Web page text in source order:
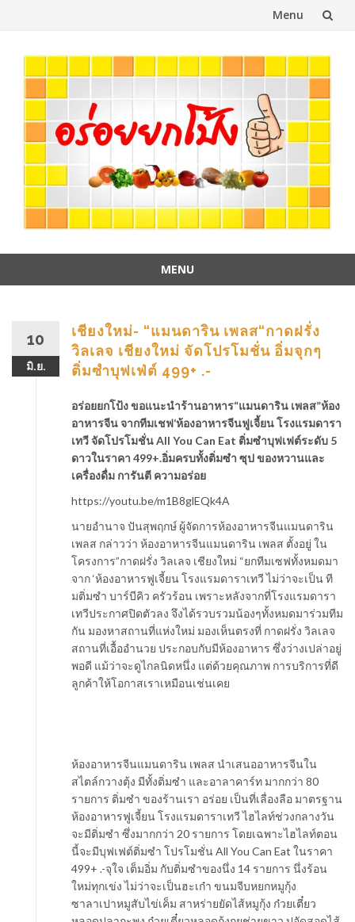
Menu
content
MENU
10
มิ.ย.
เชียงใหม่- “แมนดาริน เพลส“กาดฝรั่ง
วิลเลจ เชียงใหม่ จัดโปรโมชั่น อิ่มจุกๆ
ติ่มซำบุฟเฟ่ต์ 499+ .-
อร่อยยกโป้ง ขอแนะนำร้านอาหาร“แมนดาริน เพลส”ห้อง
อาหารจีน จากทีมเชฟ‘ห้องอาหารจีนฟูเจี้ยน โรงแรมดารา
เทวี จัดโปรโมชั่น All You Can Eat ติ่มซำบุฟเฟต์ระดับ 5
ดาวในราคา 499+.อิ่มครบทั้งติ่มซำ ซุป ของหวานและ
เครื่องดื่ม การันตี ความอร่อย
https://youtu.be/m1B8glEQk4A
นายอำนาจ ปันสุพฤกษ์ ผู้จัดการห้องอาหารจีนแมนดาริน
เพลส กล่าวว่า ห้องอาหารจีนแมนดาริน เพลส ตั้งอยู่ ใน
โครงการ”กาดฝรั่ง วิลเลจ เชียงใหม่ “ยกทีมเซฟทั้งหมดมา
จาก ‘ห้องอาหารฟูเจี้ยน โรงแรมดาราเทวี ไม่ว่าจะเป็น ที
มติ่มซำ บาร์บีคิว ครัวร้อน เพราะหลังจากที่โรงแรมดารา
เทวีประกาศปิดตัวลง จึงได้รวบรวมน้องๆทั้งหมดมาร่วมทีม
กัน มองหาสถานที่แห่งใหม่ มองเห็นตรงที่ กาดฝรั่ง วิลเลจ
สถานที่เอื้ออำนวย ประกอบกับมีห้องอาหาร ซึ่งว่างเปล่าอยู่
พอดี แม้ว่าจะดูไกลนิดหนึ่ง แต่ด้วยคุณภาพ การบริการที่ดี
ลูกค้าให้โอกาสเราเหมือนเช่นเคย
ห้องอาหารจีนแมนดาริน เพลส นำเสนออาหารจีนใน
สไตล์กวางตุ้ง มีทั้งติ่มซำ และอาลาคาร์ท มากกว่า 80
รายการ ติ่มซำ ของร้านเรา อร่อย เป็นที่เลื่องลือ มาตรฐาน
ห้องอาหารฟูเจี้ยน โรงแรมดาราเทวี ไฮไลท์ช่วงกลางวัน
จะมีติ่มซำ ซึ่งมากกว่า 20 รายการ โดยเฉพาะไฮไลท์ตอน
นี้จะมีบุฟเฟต์ติ่มซำ โปรโมชั่น All You Can Eat ในราคา
499+ .-จุใจ เต็มอิ่ม กับติ่มซำของนึ่ง 14 รายการ นึ่งร้อน
ใหม่ทุกเข่ง ไม่ว่าจะเป็นฮะเก๋า ขนมจีบหยกหมูกุ้ง
ซาลาเปาหมูสับไข่เค็ม สาหร่ายยัดไส้หมูกุ้ง ก๋วยเตี๋ยว